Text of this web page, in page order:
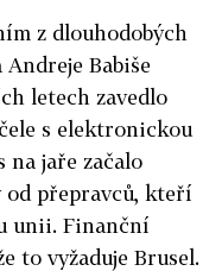
z dlouhodobých
Babiše
letech zavedlo
s elektronickou
na jaře začalo
přepravců, kteří
unii. Finanční
to vyžaduje Brusel.